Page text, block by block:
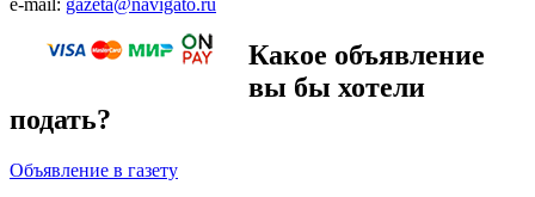
e-mail: gazeta@navigato.ru
Какое объявление
вы бы хотели
подать?
Объявление в газету